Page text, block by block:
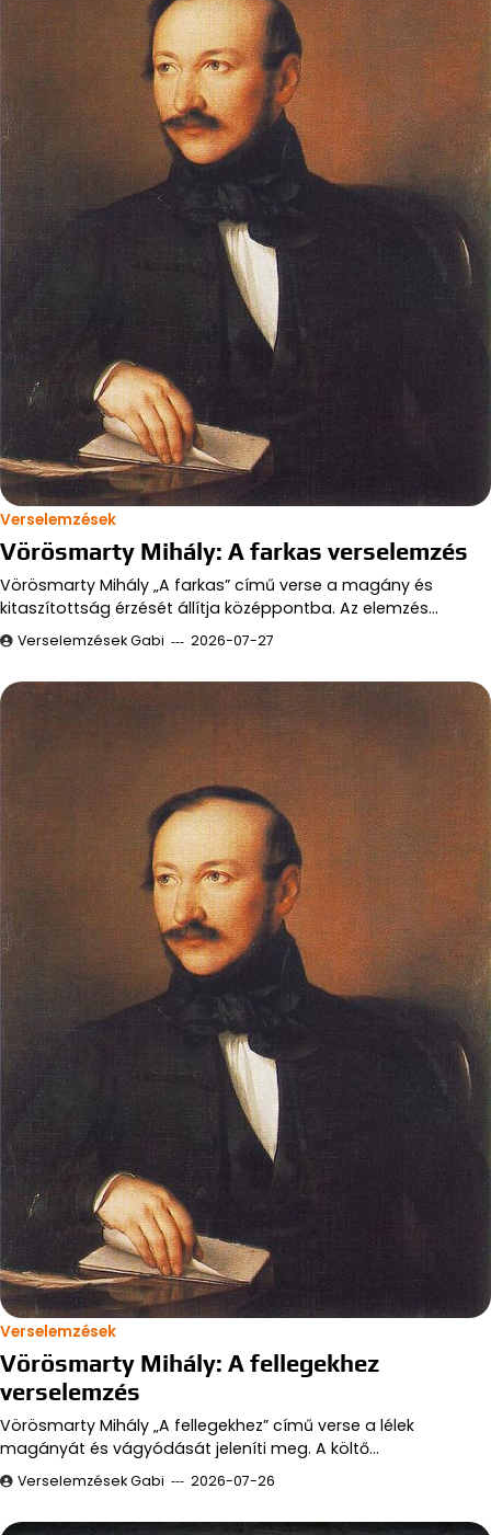
Verselemzések
Vörösmarty Mihály: A farkas verselemzés
Vörösmarty Mihály „A farkas” című verse a magány és
kitaszítottság érzését állítja középpontba. Az elemzés…
Verselemzések Gabi 2026-07-27
Verselemzések
Vörösmarty Mihály: A fellegekhez
verselemzés
Vörösmarty Mihály „A fellegekhez” című verse a lélek
magányát és vágyódását jeleníti meg. A költő…
Verselemzések Gabi 2026-07-26